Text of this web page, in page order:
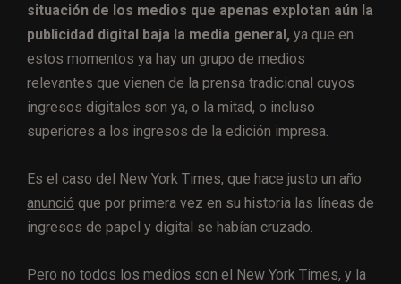
situación de los medios que apenas explotan aún la
publicidad digital baja la media general, ya que en
estos momentos ya hay un grupo de medios
relevantes que vienen de la prensa tradicional cuyos
ingresos digitales son ya, o la mitad, o incluso
superiores a los ingresos de la edición impresa.
Es el caso del New York Times, que hace justo un año
anunció que por primera vez en su historia las líneas de
ingresos de papel y digital se habían cruzado.
Pero no todos los medios son el New York Times, y la